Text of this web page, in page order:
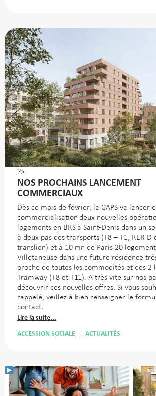
?>
NOS PROCHAINS LANCEMENT
COMMERCIAUX
Dès ce mois de février, la CAPS va lancer
commercialisation deux nouvelles
logements en BRS à Saint-Denis dans un
à deux pas des transports (T8 – T1, RER D
translien) et à 10 mn de Paris 20
Villetaneuse dans une future résidence
proche de toutes les commodités et des 2
Tramway (T8 et T11). A très vite sur nos
découvrir ces nouvelles offres. Si vous
rappelé, veillez à bien renseigner le
contact.
Lire la suite...
ACCESSION SOCIALE
ACTUALITÉS